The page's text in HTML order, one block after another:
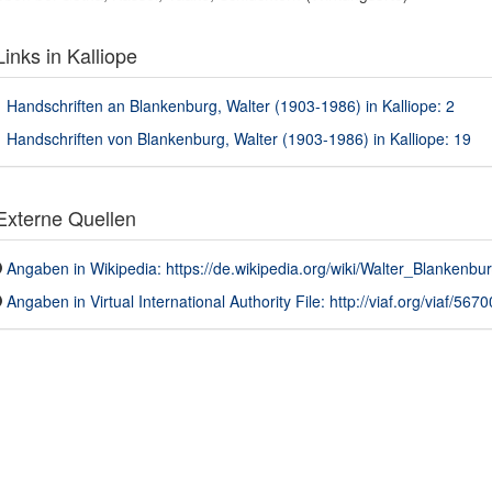
in Kalliope
Handschriften an Blankenburg, Walter (1903-1986) in Kalliope: 2
Handschriften von Blankenburg, Walter (1903-1986) in Kalliope: 19
Quellen
Angaben in Wikipedia: https://de.wikipedia.org/wiki/
Angaben in Virtual International Authority File: http://viaf.org/viaf/